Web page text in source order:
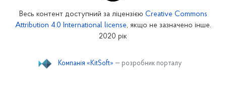
Кіровоградське відділення
Миколаївське відділення
Весь контент доступний за ліцензією Creative Commons
Attribution 4.0 International license, якщо не зазначено інше.
2020 рік
Компанія «KitSoft» — розробник порталу